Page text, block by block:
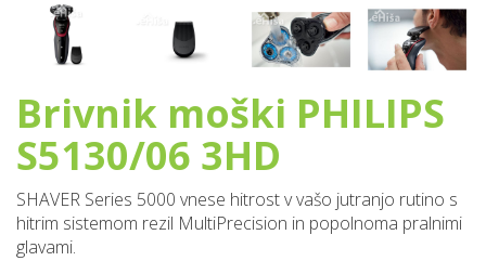
Brivnik moški PHILIPS
S5130/06 3HD
SHAVER Series 5000 vnese hitrost v vašo jutranjo rutino s
hitrim sistemom rezil MultiPrecision in popolnoma pralnimi
glavami.